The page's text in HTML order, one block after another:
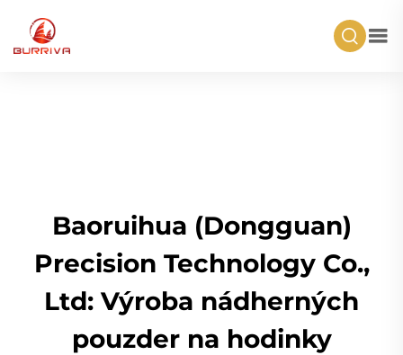
Baoruihua (Dongguan)
Precision Technology Co.,
Ltd: Výroba nádherných
pouzder na hodinky